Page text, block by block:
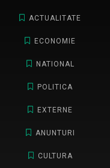
ACTUALITATE
ECONOMIE
NATIONAL
POLITICA
EXTERNE
ANUNTURI
CULTURA